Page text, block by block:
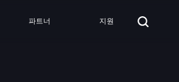
파트너 지원